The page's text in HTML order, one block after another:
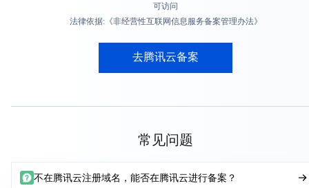
可访问
法律依据:《非经营性互联网信息服务备案管理办法》
去腾讯云备案
常见问题
不在腾讯云注册域名，能否在腾讯云进行备案？